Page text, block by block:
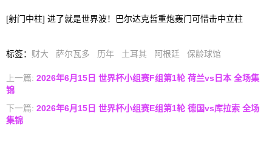
[射门中柱] 进了就是世界波！巴尔达克哲重炮轰门可惜击中立柱
标签： 财大 萨尔瓦多 历年 土耳其 阿根廷 保龄球馆
上一篇: 2026年6月15日 世界杯小组赛F组第1轮 荷兰vs日本 全场集
锦
下一篇: 2026年6月15日 世界杯小组赛E组第1轮 德国vs库拉索 全场
集锦